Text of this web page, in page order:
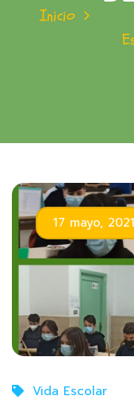
Inicio
17 mayo, 2021
Vida Escolar